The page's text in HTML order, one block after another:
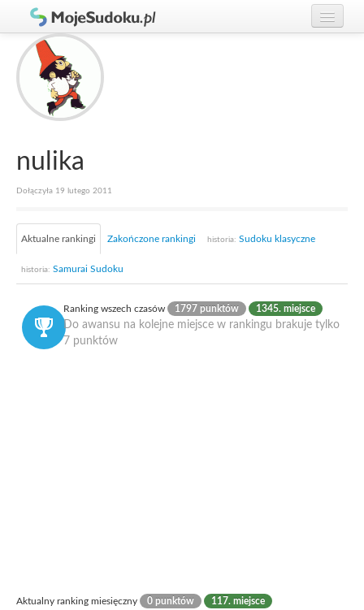
Graj w Sudoku!
Zasady Sudoku
Rankingi
Gracze
nulika
Dołączyła 19 lutego 2011
Aktualne rankingi Zakończone rankingi historia: Sudoku klasyczne
historia: Samurai Sudoku
Ranking wszech czasów 1797 punktów 1345. miejsce
Do awansu na kolejne miejsce w rankingu brakuje tylko
7 punktów
Aktualny ranking miesięczny 0 punktów 117. miejsce